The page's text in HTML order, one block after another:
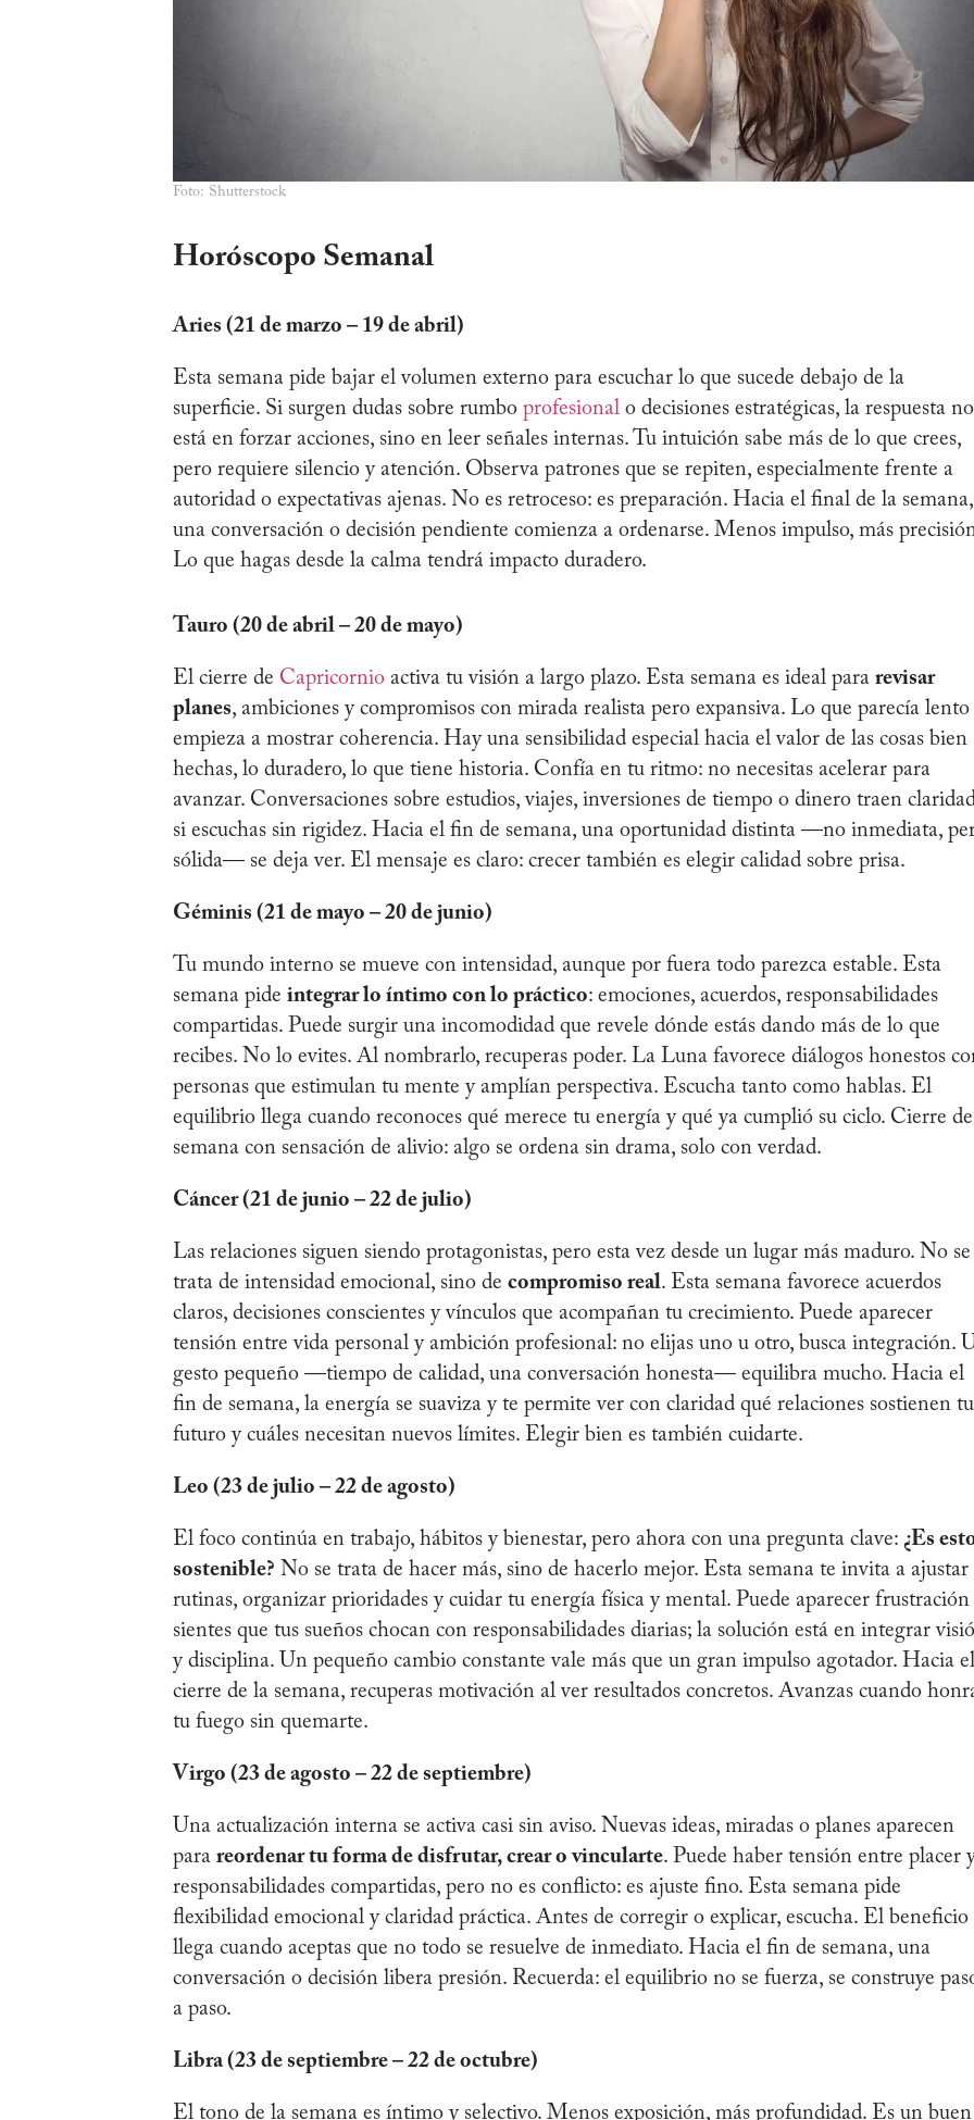
Foto: Shutterstock
Horóscopo Semanal
Aries (21 de marzo – 19 de abril)
Esta semana pide bajar el volumen externo para escuchar lo que sucede debajo de la
superficie. Si surgen dudas sobre rumbo profesional o decisiones estratégicas, la respuesta no
está en forzar acciones, sino en leer señales internas. Tu intuición sabe más de lo que crees,
pero requiere silencio y atención. Observa patrones que se repiten, especialmente frente a
autoridad o expectativas ajenas. No es retroceso: es preparación. Hacia el final de la semana,
una conversación o decisión pendiente comienza a ordenarse. Menos impulso, más
Lo que hagas desde la calma tendrá impacto duradero.
Tauro (20 de abril – 20 de mayo)
El cierre de Capricornio activa tu visión a largo plazo. Esta semana es ideal para revisar
planes, ambiciones y compromisos con mirada realista pero expansiva. Lo que parecía lento
empieza a mostrar coherencia. Hay una sensibilidad especial hacia el valor de las cosas bien
hechas, lo duradero, lo que tiene historia. Confía en tu ritmo: no necesitas acelerar para
avanzar. Conversaciones sobre estudios, viajes, inversiones de tiempo o dinero traen
si escuchas sin rigidez. Hacia el fin de semana, una oportunidad distinta —no inmediata,
sólida— se deja ver. El mensaje es claro: crecer también es elegir calidad sobre prisa.
Géminis (21 de mayo – 20 de junio)
Tu mundo interno se mueve con intensidad, aunque por fuera todo parezca estable. Esta
semana pide integrar lo íntimo con lo práctico: emociones, acuerdos, responsabilidades
compartidas. Puede surgir una incomodidad que revele dónde estás dando más de lo que
recibes. No lo evites. Al nombrarlo, recuperas poder. La Luna favorece diálogos honestos
personas que estimulan tu mente y amplían perspectiva. Escucha tanto como hablas. El
equilibrio llega cuando reconoces qué merece tu energía y qué ya cumplió su ciclo. Cierre de
semana con sensación de alivio: algo se ordena sin drama, solo con verdad.
Cáncer (21 de junio – 22 de julio)
Las relaciones siguen siendo protagonistas, pero esta vez desde un lugar más maduro. No se
trata de intensidad emocional, sino de compromiso real. Esta semana favorece acuerdos
claros, decisiones conscientes y vínculos que acompañan tu crecimiento. Puede aparecer
tensión entre vida personal y ambición profesional: no elijas uno u otro, busca integración.
gesto pequeño —tiempo de calidad, una conversación honesta— equilibra mucho. Hacia el
fin de semana, la energía se suaviza y te permite ver con claridad qué relaciones sostienen tu
futuro y cuáles necesitan nuevos límites. Elegir bien es también cuidarte.
Leo (23 de julio – 22 de agosto)
El foco continúa en trabajo, hábitos y bienestar, pero ahora con una pregunta clave: ¿Es
sostenible? No se trata de hacer más, sino de hacerlo mejor. Esta semana te invita a ajustar
rutinas, organizar prioridades y cuidar tu energía física y mental. Puede aparecer frustración
sientes que tus sueños chocan con responsabilidades diarias; la solución está en integrar
y disciplina. Un pequeño cambio constante vale más que un gran impulso agotador. Hacia el
cierre de la semana, recuperas motivación al ver resultados concretos. Avanzas cuando
tu fuego sin quemarte.
Virgo (23 de agosto – 22 de septiembre)
Una actualización interna se activa casi sin aviso. Nuevas ideas, miradas o planes aparecen
para reordenar tu forma de disfrutar, crear o vincularte. Puede haber tensión entre placer
responsabilidades compartidas, pero no es conflicto: es ajuste fino. Esta semana pide
flexibilidad emocional y claridad práctica. Antes de corregir o explicar, escucha. El beneficio
llega cuando aceptas que no todo se resuelve de inmediato. Hacia el fin de semana, una
conversación o decisión libera presión. Recuerda: el equilibrio no se fuerza, se construye
a paso.
Libra (23 de septiembre – 22 de octubre)
El tono de la semana es íntimo y selectivo. Menos exposición, más profundidad. Es un buen